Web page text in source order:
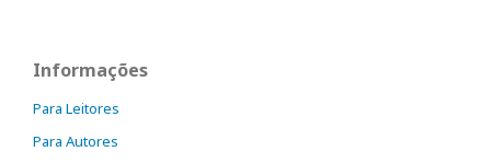
Informações
Para Leitores
Para Autores